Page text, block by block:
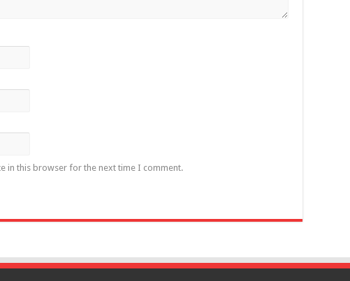
in this browser for the next time I comment.